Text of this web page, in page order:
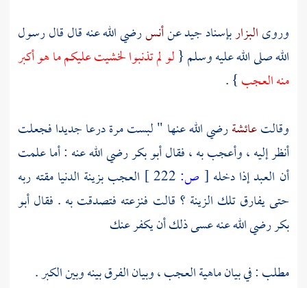
وروىالبزاربإسناد جيد عنأنسرضي الله عنه قال قال رسول
الله صلى الله عليه وسلم {لو لم تذنبوا لخشيت عليكم ما هو أكبر
منه العجب} .
وقالتعائشةرضي الله عنها " لبست مرة درعا جديدا فجعلت
أنظر إليه ، وأعجب به ، فقالأبو بكررضي الله عنه : أما علمت
أن العبد إذا دخله [ ص:
العجب بزينة الدنيا مقته ربه
حتى يفارق تلك الزينة ؟ قالت فنزعته فتصدقت به . فقالأبو
بكررضي الله عنه عسى ذلك أن يكفر عنك
مطلب : في بيان ماهية العجب ، وبيان الفرق بينه وبين الكبر .